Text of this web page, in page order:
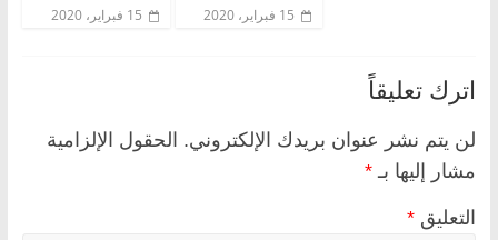
15 فبراير، 2020 15 فبراير، 2020
اترك تعليقاً
لن يتم نشر عنوان بريدك الإلكتروني. الحقول الإلزامية
مشار إليها بـ *
التعليق *